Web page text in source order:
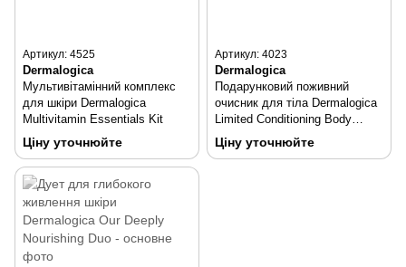
Артикул: 4525
Dermalogica
Мультивітамінний комплекс
для шкіри Dermalogica
Multivitamin Essentials Kit
Ціну уточнюйте
Артикул: 4023
Dermalogica
Подарунковий поживний
очисник для тіла Dermalogica
Limited Conditioning Body
Wash 295 мл
Ціну уточнюйте